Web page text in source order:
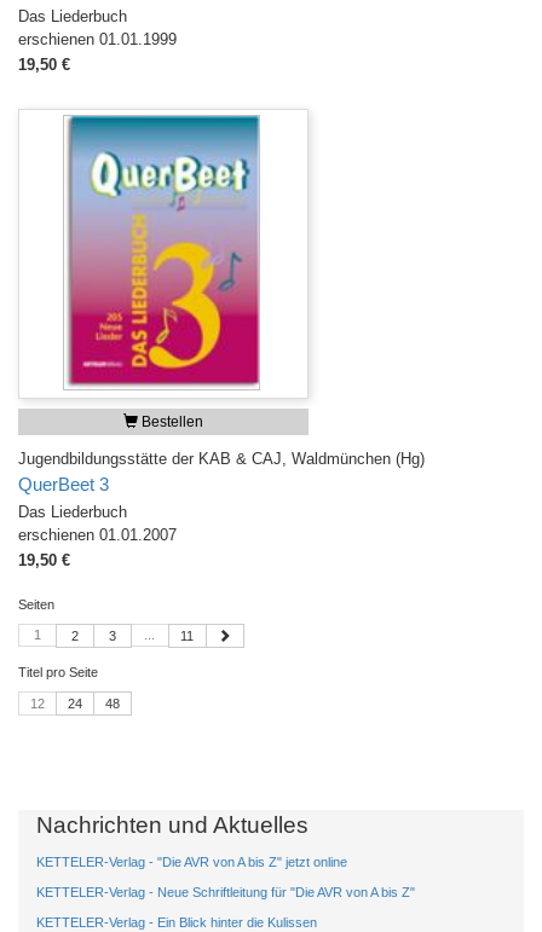
Das Liederbuch
erschienen 01.01.1999
19,50 €
Bestellen
Jugendbildungsstätte der KAB & CAJ, Waldmünchen (Hg)
QuerBeet 3
Das Liederbuch
erschienen 01.01.2007
19,50 €
Seiten
1 2 3 ... 11
Titel pro Seite
12 24 48
Nachrichten und Aktuelles
KETTELER-Verlag - "Die AVR von A bis Z" jetzt online
KETTELER-Verlag - Neue Schriftleitung für "Die AVR von A bis Z"
KETTELER-Verlag - Ein Blick hinter die Kulissen